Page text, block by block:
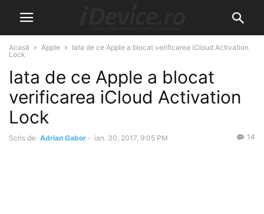
Acasă Apple
Iata de ce Apple a blocat verificarea iCloud Activation
Lock
Iata de ce Apple a blocat
verificarea iCloud Activation
Lock
Scris de: Adrian Gabor - ian. 30, 2017, 9:05 PM 14